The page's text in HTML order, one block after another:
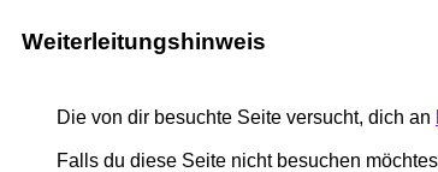
Weiterleitungshinweis
Die von dir besuchte Seite versucht, dich an
Falls du diese Seite nicht besuchen